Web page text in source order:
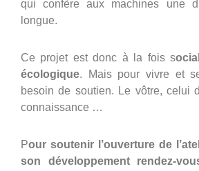
qui confère aux machines une
longue.
Ce projet est donc à la fois s
écologique. Mais pour vivre et
besoin de soutien. Le vôtre, celui
connaissance …
Pour soutenir l’ouverture de
son développement rendez-